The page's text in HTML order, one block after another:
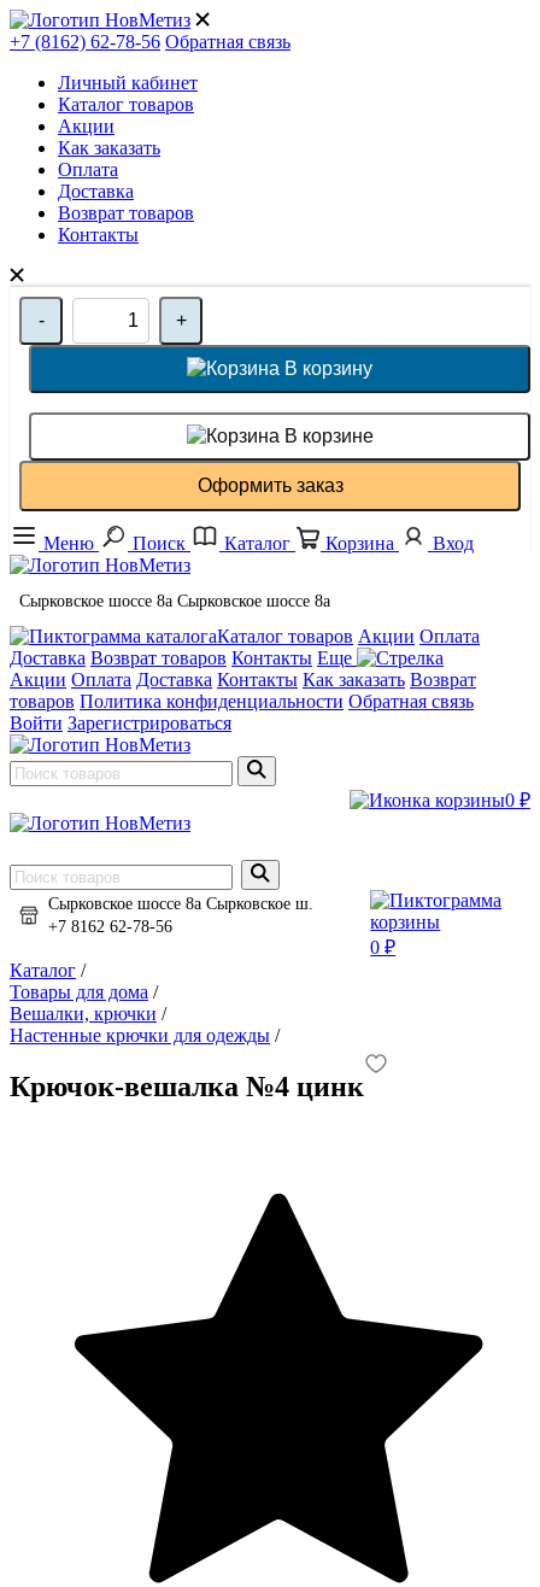
+7 (8162) 62-78-56 Обратная связь
Личный кабинет
Каталог товаров
Акции
Как заказать
Оплата
Доставка
Возврат товаров
Контакты
- +
В корзину
В корзине
Оформить заказ
Меню Поиск Каталог Корзина Вход
Сырковское шоссе 8а Сырковское шоссе 8а
Каталог товаров Акции Оплата
Доставка Возврат товаров Контакты Еще
Акции Оплата Доставка Контакты Как заказать Возврат
товаров Политика конфиденциальности Обратная связь
Войти Зарегистрироваться
0 ₽
Сырковское шоссе 8а Сырковское ш.
+7 8162 62-78-56
0 ₽
Каталог /
Товары для дома /
Вешалки, крючки /
Настенные крючки для одежды /
Крючок-вешалка №4 цинк